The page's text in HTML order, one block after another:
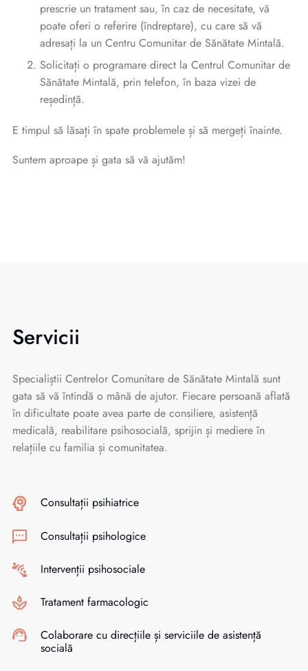
prescrie un tratament sau, în caz de necesitate, vă
poate oferi o referire (îndreptare), cu care să vă
adresați la un Centru Comunitar de Sănătate Mintală.
Solicitați o programare direct la Centrul Comunitar de
Sănătate Mintală, prin telefon, în baza vizei de
reședință.
E timpul să lăsați în spate problemele și să mergeți înainte.
Suntem aproape și gata să vă ajutăm!
Servicii
Specialiștii Centrelor Comunitare de Sănătate Mintală sunt
gata să vă întindă o mână de ajutor. Fiecare persoană aflată
în dificultate poate avea parte de consiliere, asistență
medicală, reabilitare psihosocială, sprijin și mediere în
relațiile cu familia și comunitatea.
Consultații psihiatrice
Consultații psihologice
Intervenții psihosociale
Tratament farmacologic
Colaborare cu direcțiile și serviciile de asistență
socială